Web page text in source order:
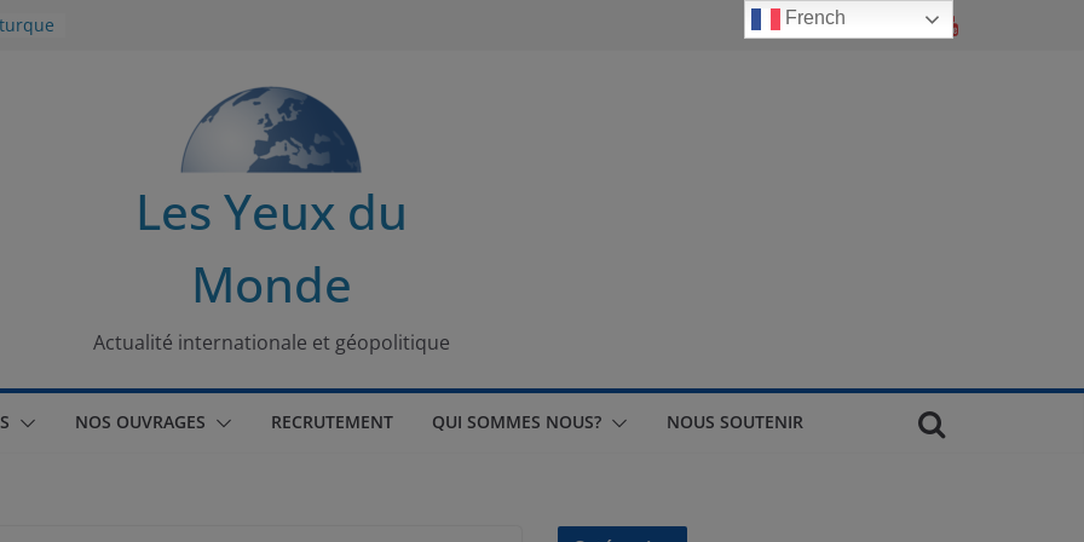
Les Yeux du
Monde
Actualité internationale et géopolitique
NOS OUVRAGES RECRUTEMENT QUI SOMMES NOUS? NOUS SOUTENIR
French